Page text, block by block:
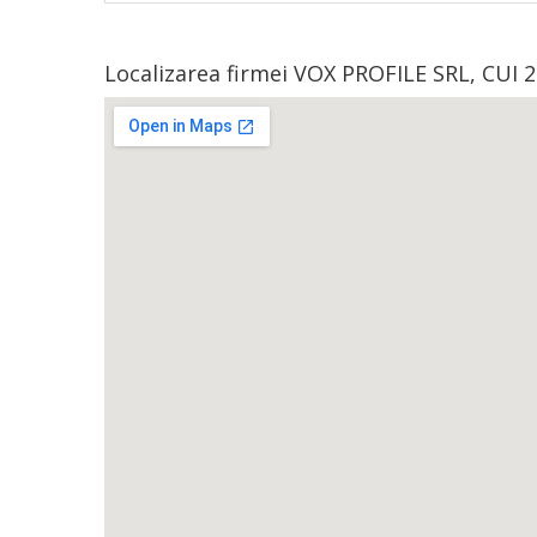
Localizarea firmei VOX PROFILE SRL, CUI